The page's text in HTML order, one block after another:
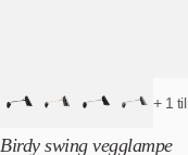
+ 1 til
Birdy swing vegglampe